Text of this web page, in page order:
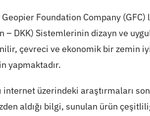
Foundation Company
– DKK) Sistemlerinin dizayn ve
çevreci ve ekonomik bir zemin
yapmaktadır.
internet üzerindeki araştırmaları
aldığı bilgi, sunulan ürün